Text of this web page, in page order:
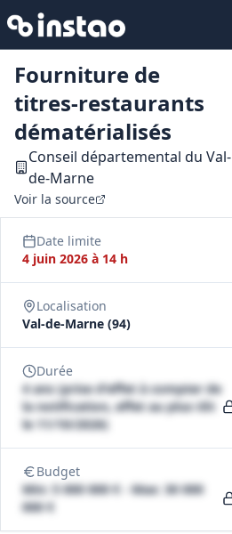
Fourniture de
titres‑restaurants
dématérialisés
Conseil départemental du Val-
de-Marne
Voir la source
Date limite
4 juin 2026 à 14 h
Localisation
Val-de-Marne (94)
Durée
4 ans (prise d'effet à compter de
la notification, effet au plus tôt
le 11/10/2026)
Budget
Min: 5 000 000 € - Max: 30 000
000 €